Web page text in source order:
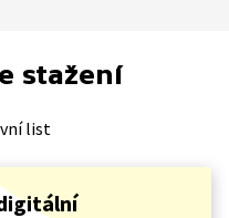
stažení
list